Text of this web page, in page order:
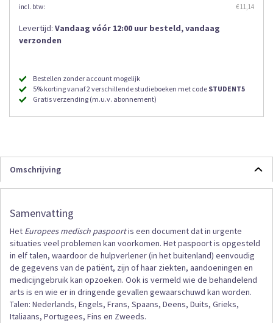
€ 11,14
Levertijd: Vandaag vóór 12:00 uur besteld, vandaag
verzonden
Bestellen zonder account mogelijk
5% korting vanaf 2 verschillende studieboeken met code STUDENT5
Gratis verzending (m.u.v. abonnement)
Omschrijving
Samenvatting
Het Europees medisch paspoortis een document dat in urgente
situaties veel problemen kan voorkomen. Het paspoort is opgesteld
in elf talen, waardoor de hulpverlener (in het buitenland) eenvoudig
de gegevens van de patiënt, zijn of haar ziekten, aandoeningen en
medicijngebruik kan opzoeken. Ook is vermeld wie de behandelend
arts is en wie er in dringende gevallen gewaarschuwd kan worden.
Talen: Nederlands, Engels, Frans, Spaans, Deens, Duits, Grieks,
Italiaans, Portugees, Fins en Zweeds.